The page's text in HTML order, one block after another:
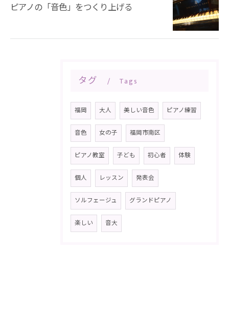
ピアノの「音色」をつくり上げる
タグ Tags
福岡 大人 美しい音色 ピアノ練習
音色 女の子 福岡市南区
ピアノ教室 子ども 初心者 体験
個人 レッスン 発表会
ソルフェージュ グランドピアノ
楽しい 音大